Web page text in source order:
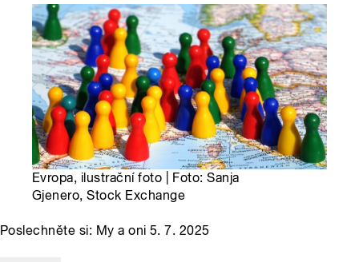
Evropa, ilustrační foto | Foto: Sanja
Gjenero, Stock Exchange
Poslechněte si: My a oni 5. 7. 2025